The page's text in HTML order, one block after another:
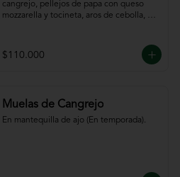
cangrejo, pellejos de papa con queso
mozzarella y tocineta, aros de cebolla,
$110.000
Muelas de Cangrejo
En mantequilla de ajo (En temporada).